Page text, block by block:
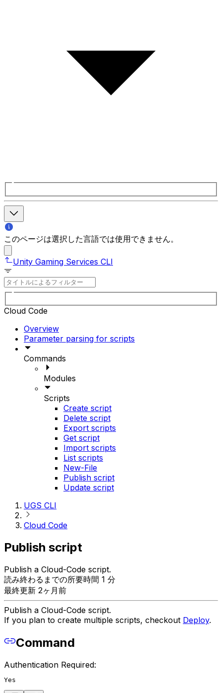
このページは選択した言語では使用できません。
Unity Gaming Services CLI
Cloud Code
Overview
Parameter parsing for scripts
Commands
Modules
Scripts
Create script
Delete script
Export scripts
Get script
Import scripts
List scripts
New-File
Publish script
Update script
UGS CLI
Cloud Code
Publish script
Publish a Cloud-Code script.
読み終わるまでの所要時間 1 分
最終更新 2ヶ月前
Publish a Cloud-Code script.
If you plan to create multiple scripts, checkout Deploy.
Command
Authentication Required:
Yes